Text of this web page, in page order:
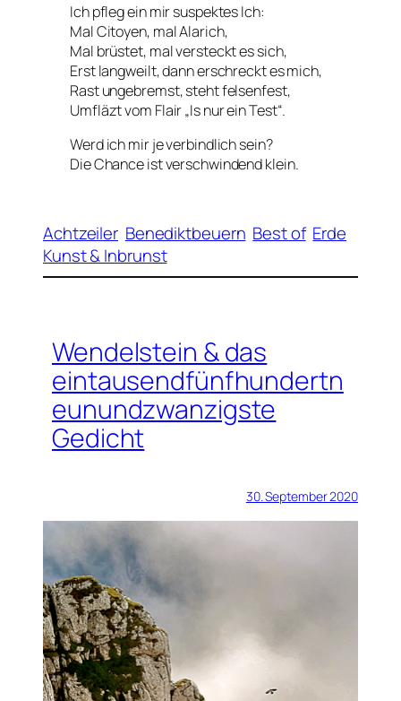
Ich pfleg ein mir suspektes Ich:
Mal Citoyen, mal Alarich,
Mal brüstet, mal versteckt es sich,
Erst langweilt, dann erschreckt es mich,
Rast ungebremst, steht felsenfest,
Umfläzt vom Flair „Is nur ein Test“.
Werd ich mir je verbindlich sein?
Die Chance ist verschwindend klein.
Achtzeiler Benediktbeuern Best of Erde
Kunst & Inbrunst
Wendelstein & das
eintausendfünfhundertn
eunundzwanzigste
Gedicht
30. September 2020